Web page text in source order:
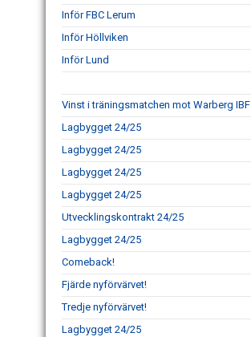
Inför FBC Lerum
Inför Höllviken
Inför Lund
Vinst i träningsmatchen mot Warberg IBF
Lagbygget 24/25
Lagbygget 24/25
Lagbygget 24/25
Lagbygget 24/25
Utvecklingskontrakt 24/25
Lagbygget 24/25
Comeback!
Fjärde nyförvärvet!
Tredje nyförvärvet!
Lagbygget 24/25